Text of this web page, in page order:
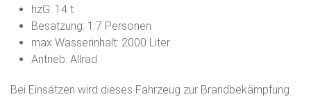
hzG: 14 t
Besatzung: 1:7 Personen
max Wasserinhalt: 2000 Liter
Antrieb: Allrad
Bei Einsätzen wird dieses Fahrzeug zur Brandbekämpfung